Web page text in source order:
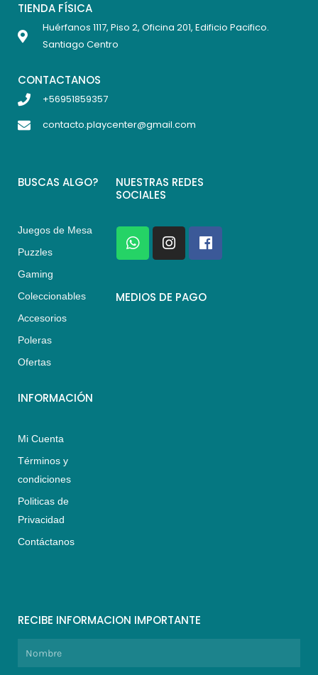
TIENDA FÍSICA
Huérfanos 1117, Piso 2, Oficina 201, Edificio Pacifico.
Santiago Centro
CONTACTANOS
+56951859357
contacto.playcenter@gmail.com
BUSCAS ALGO?
Juegos de Mesa
Puzzles
Gaming
Coleccionables
Accesorios
Poleras
Ofertas
INFORMACIÓN
Mi Cuenta
Términos y
condiciones
Politicas de
Privacidad
Contáctanos
NUESTRAS REDES
SOCIALES
W
h
a
s
I
n
s
a
F
a
c
b
MEDIOS DE PAGO
RECIBE INFORMACION IMPORTANTE